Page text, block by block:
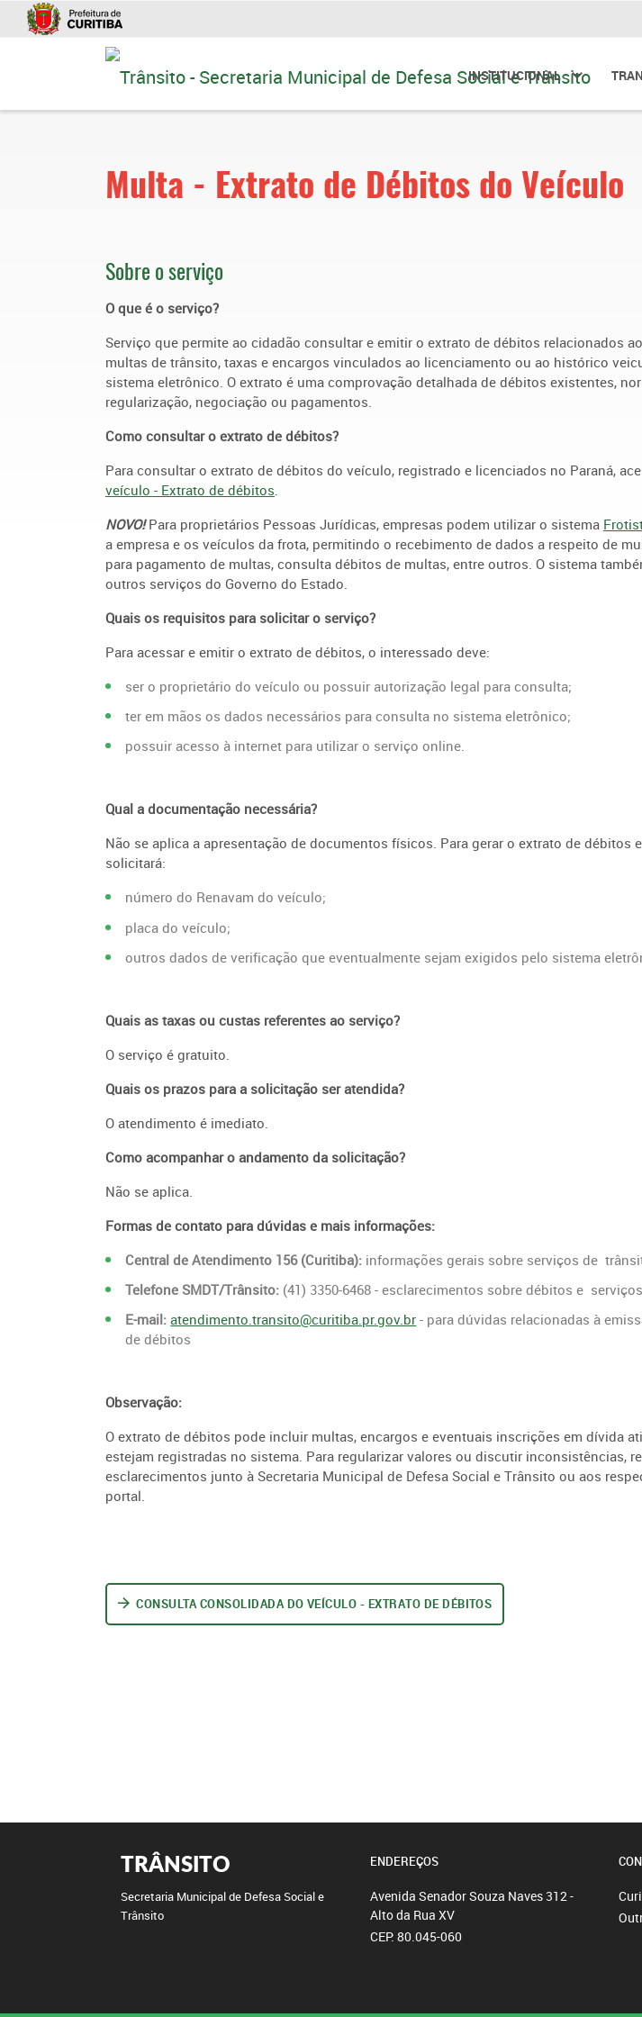
INSTITUCIONAL
Multa - Extrato de Débitos do Veículo
Sobre o serviço
O que é o serviço?
Serviço que permite ao cidadão consultar e emitir o extrato de débitos relacionados
multas de trânsito, taxas e encargos vinculados ao licenciamento ou ao histórico
sistema eletrônico. O extrato é uma comprovação detalhada de débitos existentes,
regularização, negociação ou pagamentos.
Como consultar o extrato de débitos?
Para consultar o extrato de débitos do veículo, registrado e licenciados no Paraná,
veículo - Extrato de débitos.
NOVO!Para proprietários Pessoas Jurídicas, empresas podem utilizar o sistema
a empresa e os veículos da frota, permitindo o recebimento de dados a respeito de
para pagamento de multas, consulta débitos de multas, entre outros. O sistema
outros serviços do Governo do Estado.
Quais os requisitos para solicitar o serviço?
Para acessar e emitir o extrato de débitos, o interessado deve:
ser o proprietário do veículo ou possuir autorização legal para consulta;
ter em mãos os dados necessários para consulta no sistema eletrônico;
possuir acesso à internet para utilizar o serviço online.
Qual a documentação necessária?
Não se aplica a apresentação de documentos físicos. Para gerar o extrato de débitos
solicitará:
número do Renavam do veículo;
placa do veículo;
outros dados de verificação que eventualmente sejam exigidos pelo sistema
Quais as taxas ou custas referentes ao serviço?
O serviço é gratuito.
Quais os prazos para a solicitação ser atendida?
O atendimento é imediato.
Como acompanhar o andamento da solicitação?
Não se aplica.
Formas de contato para dúvidas e mais informações:
Central de Atendimento 156 (Curitiba): informações gerais sobre serviços de
Telefone SMDT/Trânsito: (41) 3350-6468 - esclarecimentos sobre débitos e
E-mail:atendimento.transito@curitiba.pr.gov.br - para dúvidas relacionadas à
de débitos
Observação:
O extrato de débitos pode incluir multas, encargos e eventuais inscrições em dívida
estejam registradas no sistema. Para regularizar valores ou discutir inconsistências,
esclarecimentos junto à Secretaria Municipal de Defesa Social e Trânsito ou aos
portal.
CONSULTA CONSOLIDADA DO VEÍCULO - EXTRATO DE DÉBITOS
TRÂNSITO
Secretaria Municipal de Defesa Social e
Trânsito
ENDEREÇOS
Avenida Senador Souza Naves 312 -
Alto da Rua XV
CEP: 80.045-060